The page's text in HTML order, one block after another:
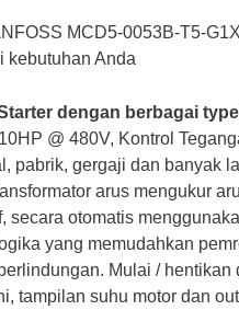
MCD5-0053B-T5-
kebutuhan Anda
dengan berbagai type
@ 480V, Kontrol
pabrik, gergaji dan banyak
arus mengukur
secara otomatis
yang memudahkan
Mulai /
tampilan suhu motor dan